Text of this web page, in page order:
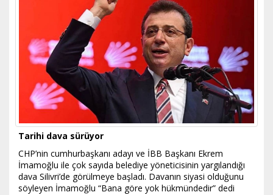
Tarihi dava sürüyor
CHP’nin cumhurbaşkanı adayı ve İBB Başkanı Ekrem
İmamoğlu ile çok sayıda belediye yöneticisinin yargılandığı
dava Silivri’de görülmeye başladı. Davanın siyasi olduğunu
söyleyen İmamoğlu “Bana göre yok hükmündedir” dedi